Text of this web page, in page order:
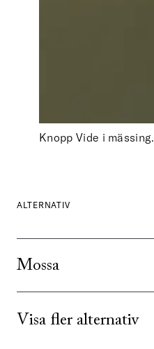
Knopp Vide i mässing.
ALTERNATIV
Mossa
Visa fler alternativ